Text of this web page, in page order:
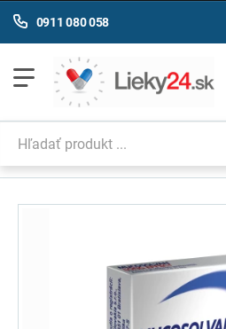
0911 080 058